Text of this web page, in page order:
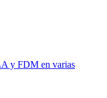
y FDM en varias